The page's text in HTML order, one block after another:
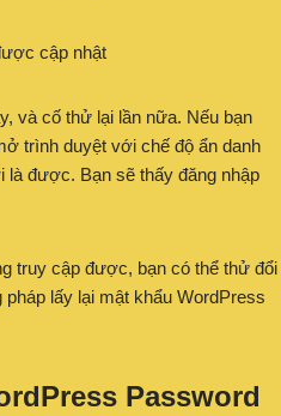
và cố thử lại lần nữa. Nếu bạn
trình duyệt với chế độ ẩn danh
là được. Bạn sẽ thấy đăng nhập
truy cập được, bạn có thể thử đổi
lấy lại mật khẩu WordPress
Password